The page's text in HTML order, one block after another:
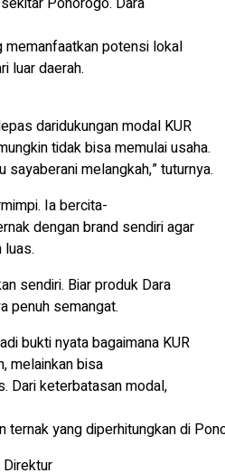
memanfaatkan potensi lokal
luar daerah.
daridukungan modal KUR
tidak bisa memulai usaha.
sayaberani melangkah,” tuturnya.
Ia bercita-
denganbrand sendiri agar
luas.
sendiri. Biar produk Dara
penuh semangat.
bukti nyata bagaimana KUR
melainkan bisa
Dari keterbatasan modal,
ternak yang diperhitungkan di